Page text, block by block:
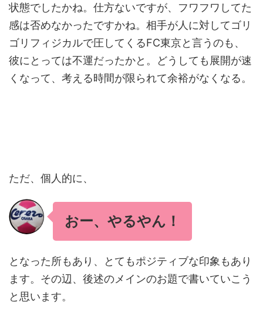
状態でしたかね。仕方ないですが、フワフワしてた
感は否めなかったですかね。相手が人に対してゴリ
ゴリフィジカルで圧してくるFC東京と言うのも、
彼にとっては不運だったかと。どうしても展開が速
くなって、考える時間が限られて余裕がなくなる。
ただ、個人的に、
おー、やるやん！
となった所もあり、とてもポジティブな印象もあり
ます。その辺、後述のメインのお題で書いていこう
と思います。